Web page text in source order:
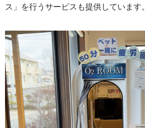
ス」を行うサービスも提供しています。